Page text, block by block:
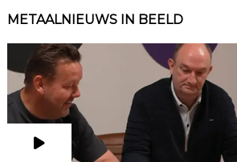
METAALNIEUWS IN BEELD